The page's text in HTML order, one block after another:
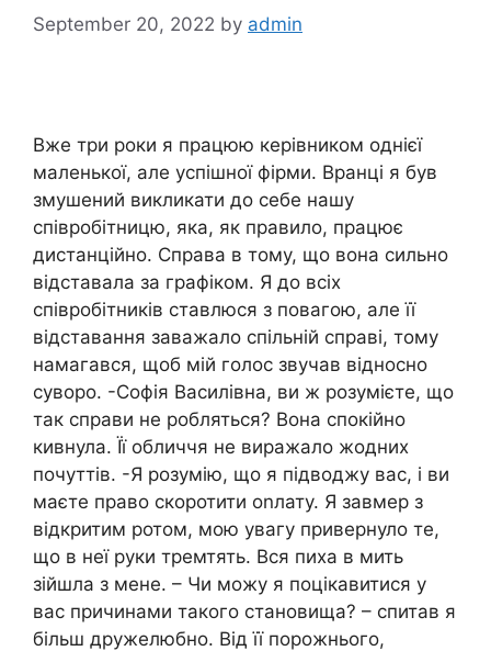
September 20, 2022 by admin
Вже три роки я працюю керівником однієї
маленької, але успішної фірми. Вранці я був
змушений викликати до себе нашу
співробітницю, яка, як правило, працює
дистанційно. Справа в тому, що вона сильно
відставала за графіком. Я до всіх
співробітників ставлюся з повагою, але її
відставання заважало спільній справі, тому
намагався, щоб мій голос звучав відносно
суворо. -Софія Василівна, ви ж розумієте, що
так справи не робляться? Вона спокійно
кивнула. Її обличчя не виражало жодних
почуттів. -Я розумію, що я підводжу вас, і ви
маєте право скоротити оnлату. Я завмер з
відкритим ротом, мою увагу привернуло те,
що в неї руки тремтять. Вся пиха в мить
зійшла з мене. – Чи можу я поцікавитися у
вас причинами такого становища? – спитав я
більш дружелюбно. Від її порожнього,